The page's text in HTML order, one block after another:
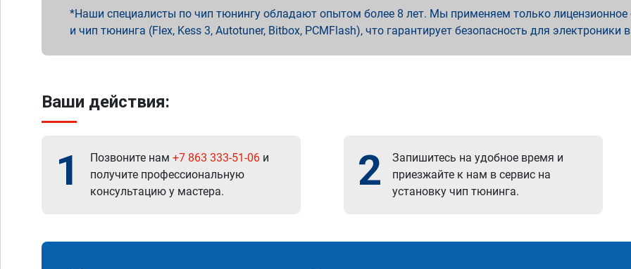
Наши специалисты по чип тюнингу обладают опытом более 8 лет. Мы применяем только лицензионное
и чип тюнинга (Flex, Kess 3, Autotuner, Bitbox, PCMFlash), что гарантирует безопасность для электроники
Ваши действия:
1 Позвоните нам +7 863 333-51-06 и
получите профессиональную
консультацию у мастера.
2
Запишитесь на удобное время и
приезжайте к нам в сервис на
установку чип тюнинга.